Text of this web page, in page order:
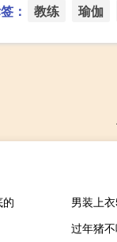
： 教练 瑜伽
男装上
过年猪